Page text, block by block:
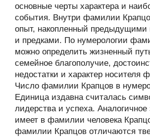
основные черты характера и
события. Внутри фамилии
опыт, накопленный предыдущими
и предками. По нумерологии
можно определить жизненный
семейное благополучие,
недостатки и характер носителя
Число фамилии Крапцов в
Единица издавна считалась
лидерства и успеха. Аналогичное
имеет в фамилии человека
фамилии Крапцов отличаются